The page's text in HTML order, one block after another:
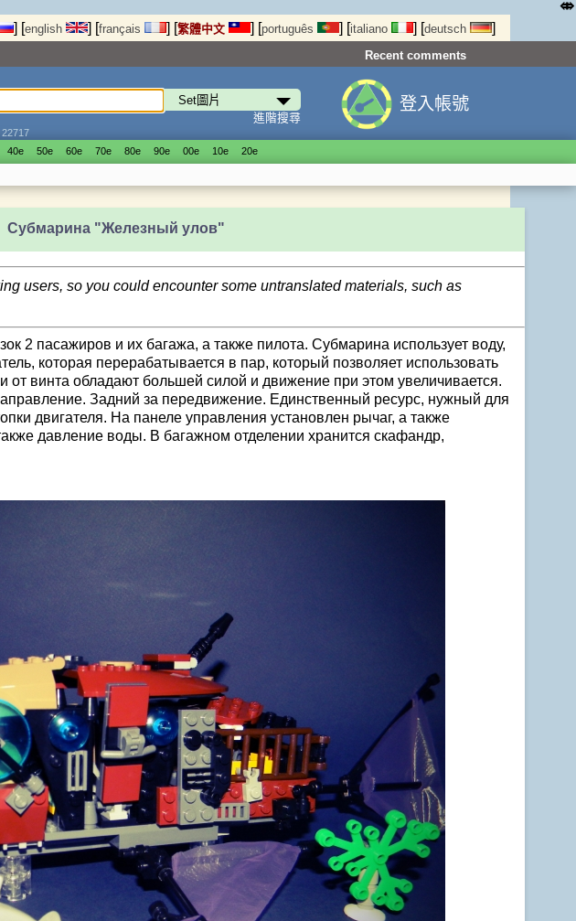
] [english ] [français ] [繁體中文 ] [português ] [italiano ] [deutsch ]
Recent comments
進階搜尋
登入帳號
40е 50е 60е 70е 80е 90е 00е 10е 20е
Субмарина "Железный улов"
users, so you could encounter some untranslated materials, such as
2 пасажиров и их багажа, а также пилота. Субмарина использует воду,
которая перерабатывается в пар, который позволяет использовать
от винта обладают большей силой и движение при этом увеличивается.
Задний за передвижение. Единственный ресурс, нужный для
двигателя. На панеле управления установлен рычаг, а также
давление воды. В багажном отделении хранится скафандр,
⤄